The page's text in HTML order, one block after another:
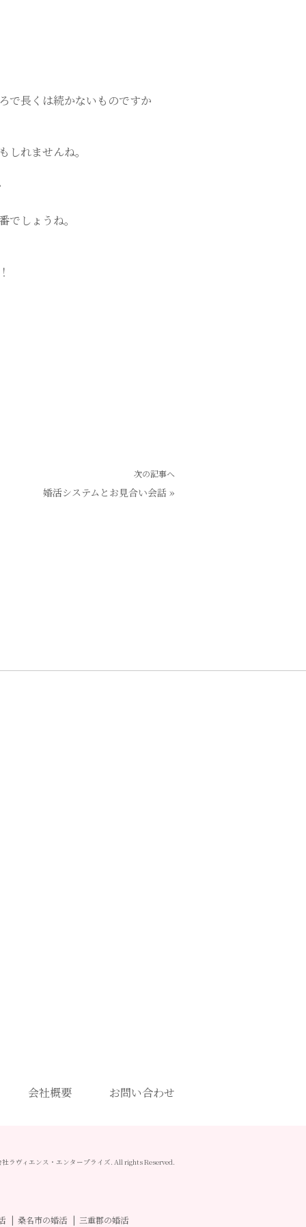
で長くは続かないものですか
れませんね。
しょうね。
次の記事へ
婚活システムとお見合い会話 »
会社概要 お問い合わせ
ラヴィエンス・エンタープライズ. All rights Reserved.
桑名市の婚活 三重郡の婚活